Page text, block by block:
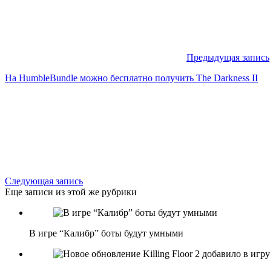
Предыдущая запись
На HumbleBundle можно бесплатно получить The Darkness II
Следующая запись
Еще записи из этой же рубрики
В игре “Калибр” боты будут умными